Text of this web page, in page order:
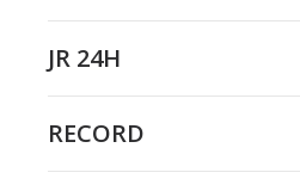
JR 24H
RECORD